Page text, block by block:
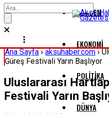
GÜNDEM
EKONOMI
POLITIKA
DÜNYA
Ana Sayfa›aksuhaber.com›
Güreş Festivali Yarın Başlıyor
Uluslararası
Festivali Yarın